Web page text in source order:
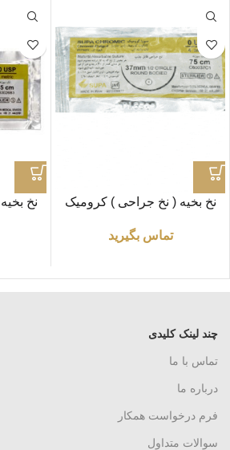
نخ بخیه ( نخ جراحی ) کرومیک
تماس بگیرید
نخ
چند لینک کلیدی
تماس با ما
درباره ما
فرم درخواست همکار
سوالات متداول